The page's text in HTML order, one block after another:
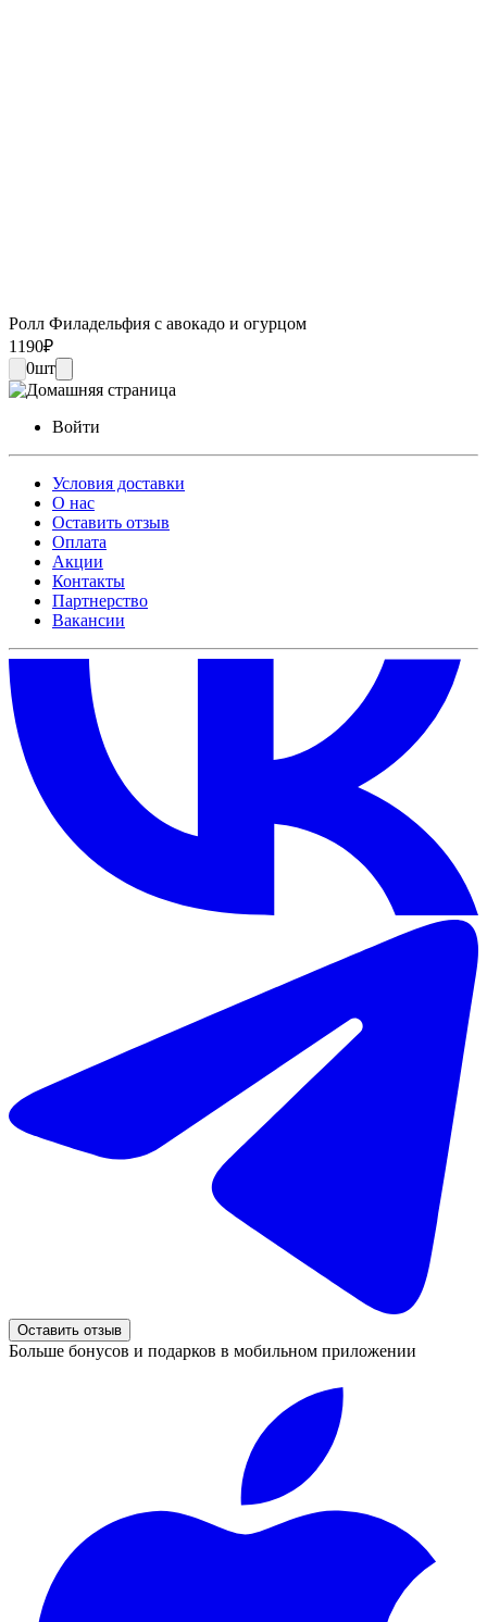
Ролл Филадельфия с авокадо и огурцом
1190₽
0шт
Войти
Условия доставки
О нас
Оставить отзыв
Оплата
Акции
Контакты
Партнерство
Вакансии
Оставить отзыв
Больше бонусов и подарков в мобильном приложении